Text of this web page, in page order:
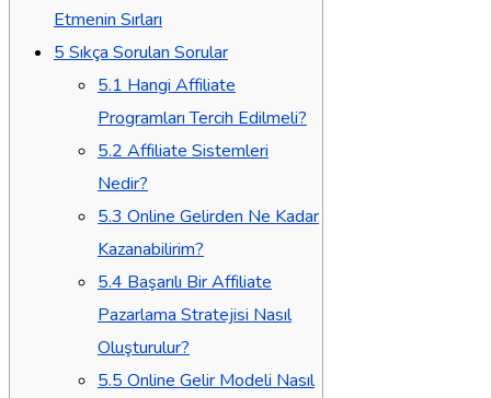
Etmenin Sırları
5 Sıkça Sorulan Sorular
5.1 Hangi Affiliate
Programları Tercih Edilmeli?
5.2 Affiliate Sistemleri
Nedir?
5.3 Online Gelirden Ne Kadar
Kazanabilirim?
5.4 Başarılı Bir Affiliate
Pazarlama Stratejisi Nasıl
Oluşturulur?
5.5 Online Gelir Modeli Nasıl